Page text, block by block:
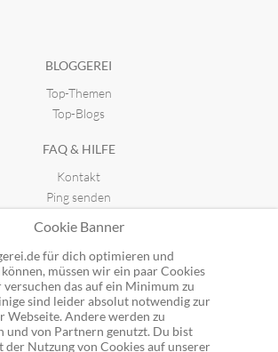
BLOGGEREI
Top-Themen
Top-Blogs
FAQ & HILFE
Kontakt
Ping senden
GUTSCHEINE
Top-Gutscheine
Alle Shops
Cookie Banner
für dich optimieren und
müssen wir ein paar Cookies
das auf ein Minimum zu
sind leider absolut notwendig zur
Webseite. Andere werden zu
und von Partnern genutzt. Du bist
Nutzung von Cookies auf unserer